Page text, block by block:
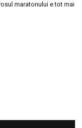
maratonului e tot mai